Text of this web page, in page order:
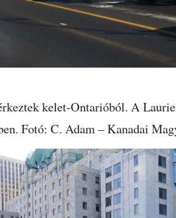
kelet-Ontarióból. A
Fotó: C. Adam – Kanadai